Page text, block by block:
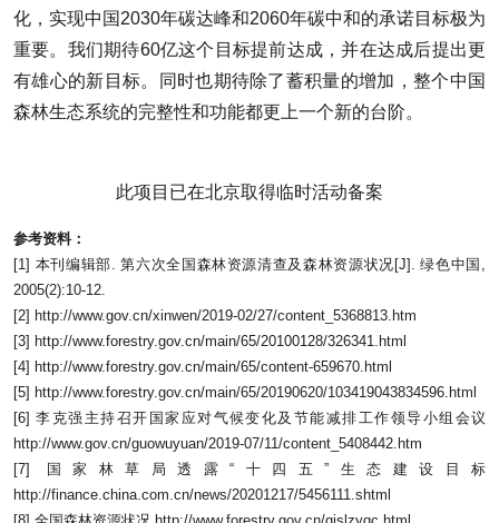
化，实现中国2030年碳达峰和2060年碳中和的承诺目标极为
重要。我们期待60亿这个目标提前达成，并在达成后提出更
有雄心的新目标。同时也期待除了蓄积量的增加，整个中国
森林生态系统的完整性和功能都更上一个新的台阶。
此项目已在北京取得临时活动备案
参考资料：
[1] 本刊编辑部. 第六次全国森林资源清查及森林资源状况[J]. 绿色中国,
2005(2):10-12.
[2] http://www.gov.cn/xinwen/2019-02/27/content_5368813.htm
[3] http://www.forestry.gov.cn/main/65/20100128/326341.html
[4] http://www.forestry.gov.cn/main/65/content-659670.html
[5] http://www.forestry.gov.cn/main/65/20190620/103419043834596.html
[6] 李克强主持召开国家应对气候变化及节能减排工作领导小组会议
http://www.gov.cn/guowuyuan/2019-07/11/content_5408442.htm
[7] 国家林草局透露“十四五”生态建设目标
http://finance.china.com.cn/news/20201217/5456111.shtml